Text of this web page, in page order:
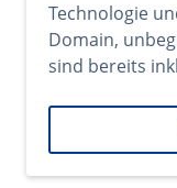
Technologie
Domain,
sind bereits